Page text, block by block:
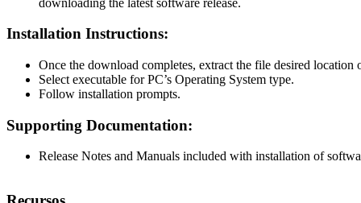
Installation Instructions:
Once the download completes, extract the file desired location
Select executable for PC’s Operating System type.
Follow installation prompts.
Supporting Documentation:
Release Notes and Manuals included with installation of